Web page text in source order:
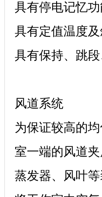
具有停电记忆功
具有定值温度
具有保持、跳
风道系统
为保证较高的均
室一端的风道夹层
蒸发器、风叶